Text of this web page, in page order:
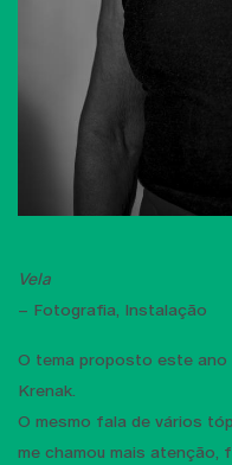
Vela
– Fotografia, Instalação
O tema proposto este
Krenak.
O mesmo fala de vários
me chamou mais atenção,